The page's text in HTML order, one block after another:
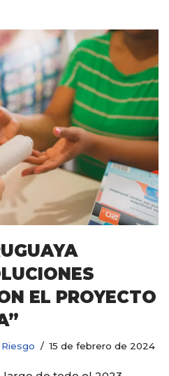
EL PROYECTO
15 de febrero de 2024